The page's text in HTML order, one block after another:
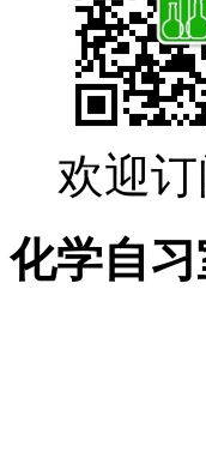
欢迎
化学自